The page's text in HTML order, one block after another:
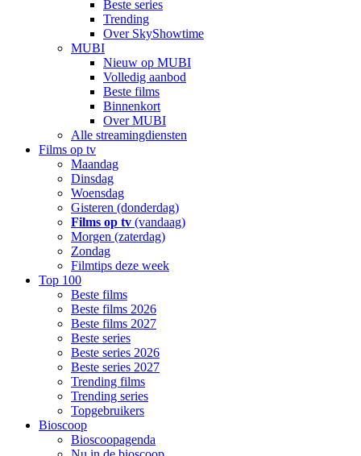
Beste series
Trending
Over SkyShowtime
MUBI
Nieuw op MUBI
Volledig aanbod
Beste films
Binnenkort
Over MUBI
Alle streamingdiensten
Films op tv
Maandag
Dinsdag
Woensdag
Gisteren (donderdag)
Films op tv (vandaag)
Morgen (zaterdag)
Zondag
Filmtips deze week
Top 100
Beste films
Beste films 2026
Beste films 2027
Beste series
Beste series 2026
Beste series 2027
Trending films
Trending series
Topgebruikers
Bioscoop
Bioscoopagenda